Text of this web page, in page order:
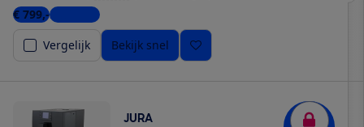
€ 799,-2 winkels
Vergelijk
Bekijk snel
JURA